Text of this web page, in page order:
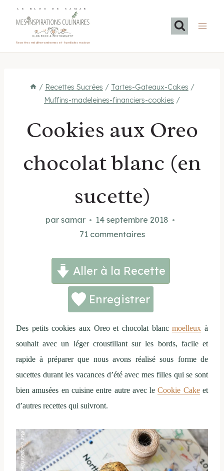
LE BLOG DE SAMAR
Recettes méditerranéennes et familiales maison
/ Recettes Sucrées / Tartes-Gateaux-Cakes /
Muffins-madeleines-financiers-cookies /
Cookies aux Oreo
chocolat blanc (en
sucette)
par samar
14 septembre 2018
71 commentaires
Aller à la Recette
Enregistrer
Des petits cookies aux Oreo et chocolat blancmoelleux à
souhait avec un léger croustillant sur les bords, facile et
rapide à préparer que nous avons réalisé sous forme de
sucettes durant les vacances d’été avec mes filles qui se sont
bien amusées en cuisine entre autre avec leCookie Cakeet
d’autres recettes qui suivront.